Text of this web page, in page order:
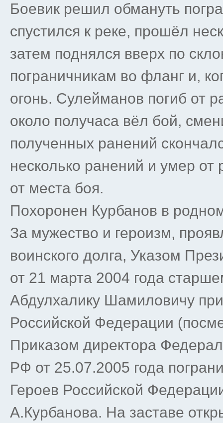
Боевик решил обмануть
спустился к реке, прошёл
затем поднялся вверх по
пограничникам во фланг и,
огонь. Сулейманов погиб от
около получаса вёл бой,
полученных ранений
несколько ранений и умер от
от места боя.
Похоронен Курбанов в
За мужество и героизм,
воинского долга, Указом
от 21 марта 2004 года
Абдулхалику Шамиловичу
Российской Федерации
Приказом директора
РФ от 25.07.2005 года
Героев Российской
А.Курбанова. На заставе